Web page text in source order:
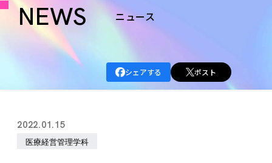
建学の精神・教育の理念
学長室の窓
大学の歩み
大学の取り組み
大学の取り組み
学部・大学院
学部・大学院TOP
総合福祉学部
社会福祉学科
共生まちづくり学部
入学試験
課外活動
NEWS ニュース
シェアする ポスト
2022.01.15
医療経営管理学科